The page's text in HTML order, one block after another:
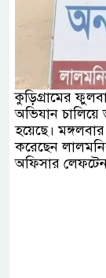
কুড়িগ্রামের
অভিযান
হয়েছে।
করেছেন
অফিসার